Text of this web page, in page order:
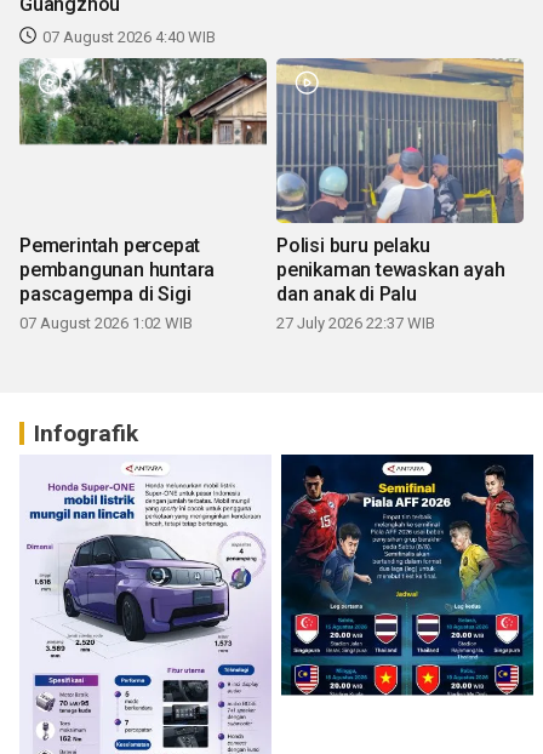
Guangzhou
07 August 2026 4:40 WIB
Pemerintah percepat
pembangunan huntara
pascagempa di Sigi
07 August 2026 1:02 WIB
Polisi buru pelaku
penikaman tewaskan ayah
dan anak di Palu
27 July 2026 22:37 WIB
Infografik